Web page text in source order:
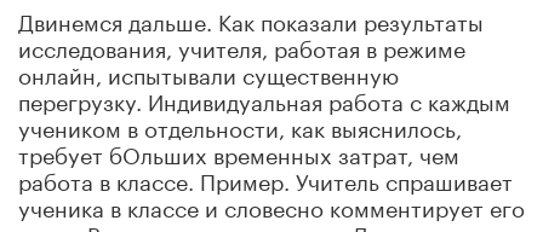
Двинемся дальше. Как показали результаты
исследования, учителя, работая в режиме
онлайн, испытывали существенную
перегрузку. Индивидуальная работа с каждым
учеником в отдельности, как выяснилось,
требует бОльших временных затрат, чем
работа в классе. Пример. Учитель спрашивает
ученика в классе и словесно комментирует его